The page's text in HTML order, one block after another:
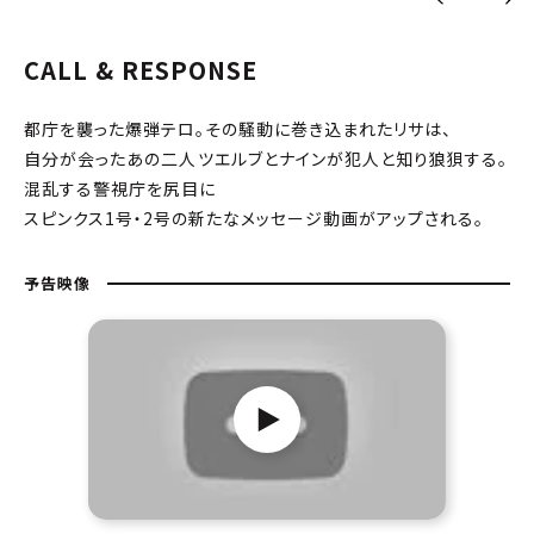
CALL & RESPONSE
都庁を襲った爆弾テロ。その騒動に巻き込まれたリサは、
自分が会ったあの二人――ツエルブとナインが犯人と知り狼狽する。
混乱する警視庁を尻目に
スピンクス1号・2号の新たなメッセージ動画がアップされる。
予告映像